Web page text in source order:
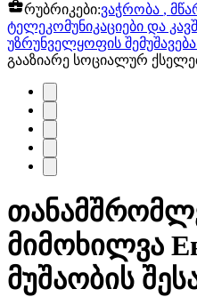
რუბრიკები:ვაჭრობა ,
ტელეკომუნიკაციები და
უზრუნველყოფის
გააზიარე სოციალურ
მიმოხილვა
მუშაობის